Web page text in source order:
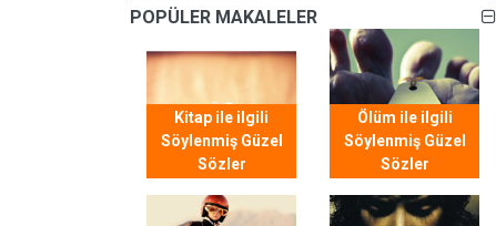
POPÜLER MAKALELER
Kitap ile ilgili
Söylenmiş Güzel
Sözler
Ölüm ile ilgili
Söylenmiş Güzel
Sözler